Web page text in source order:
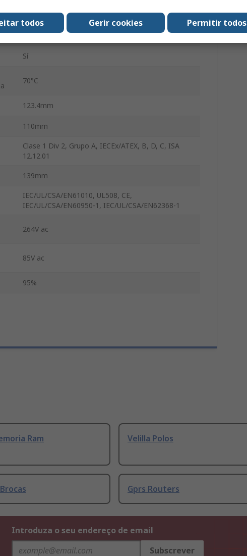
-25°C
dc
Sí
70°C
123.4mm
110mm
Clase 1 Div 2, Grupo A, IECEx/ATEX, B, D, C, ISA
12.12.01
139mm
IEC/UL/CSA/EN61010, UL508, CE,
IEC/UL/CSA/EN60950-1, IEC/UL/CSA/EN62368-1
264V ac
85V ac
95%
Ram Velilla Polos
Gprs Routers
Introduza o seu endereço de email
Subscrever
Permitir todos
Gerir cookies
todos